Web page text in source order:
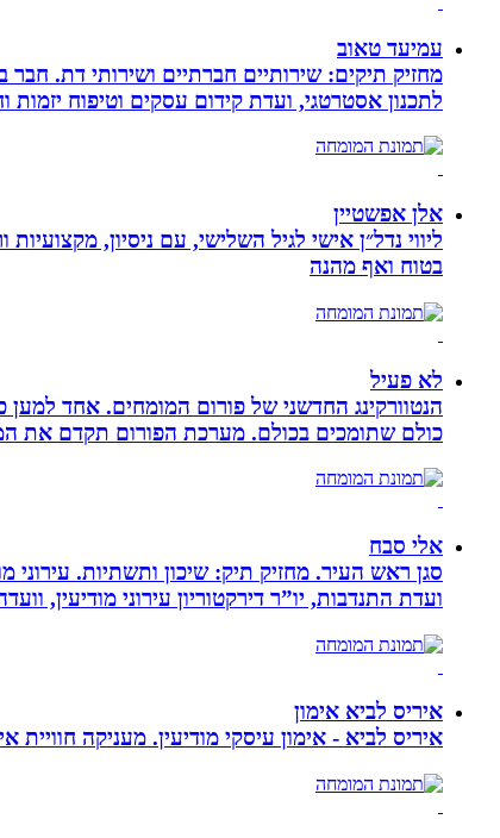
עמיעד טאוב
מחזיק תיקים: שירותיים חברתיים ושירותי דת. חבר
לתכנון אסטרטגי, ועדת קידום עסקים וטיפוח יזמות
אלן אפשטיין
ליווי נדל״ן אישי לגיל השלישי, עם ניסיון,
בטוח ואף מהנה
לא פעיל
הנטוורקינג החדשני של פורום המומחים. אחד
כולם שתומכים בכולם. מערכת הפורום תקדם את
אלי סבח
סגן ראש העיר. מחזיק תיק: שיכון ותשתיות.
ועדת התנדבות, יו”ר דירקטוריון עירוני מודיעין,
איריס לביא אימון
איריס לביא - אימון עיסקי מודיעין. מעניקה